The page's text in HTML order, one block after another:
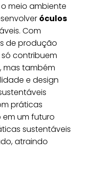
meio ambiente
óculos
Com
de produção
contribuem
mas também
e design
práticas
em um futuro
sustentáveis
atraindo